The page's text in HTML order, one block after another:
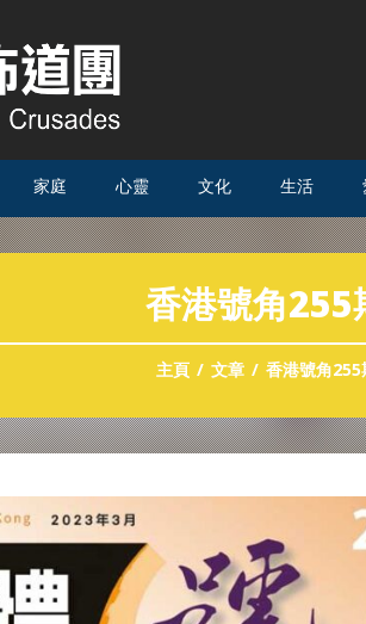
家庭 心靈 文化 生活
香港號角255
主頁 文章 香港號角255